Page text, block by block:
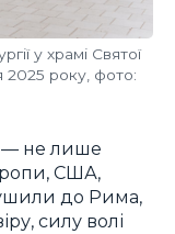
у храмі Святої
2025 року, фото:
— не лише
США,
до Рима,
силу волі